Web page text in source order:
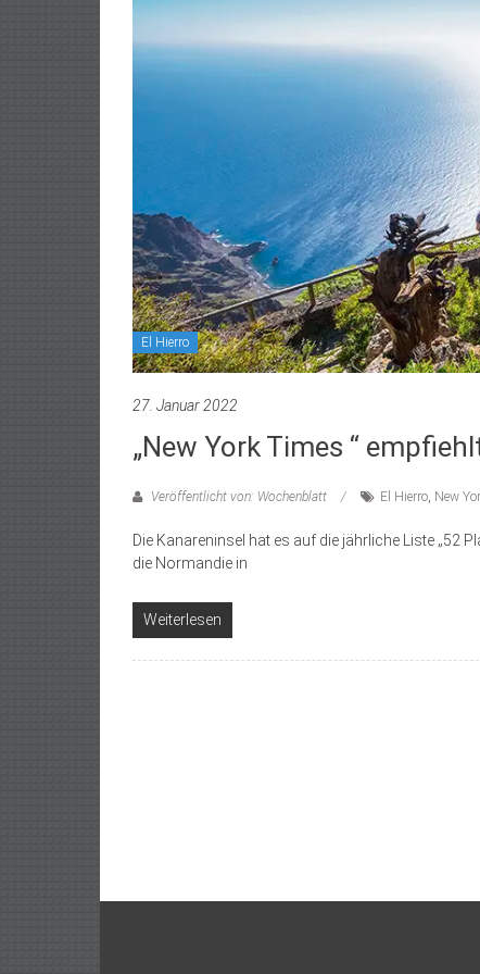
El Hierro
27. Januar 2022
„New York Times “
Veröffentlicht von: Wochenblatt El Hierro New
Die Kanareninsel hat es auf die jährliche Liste „52
die Normandie in
Weiterlesen